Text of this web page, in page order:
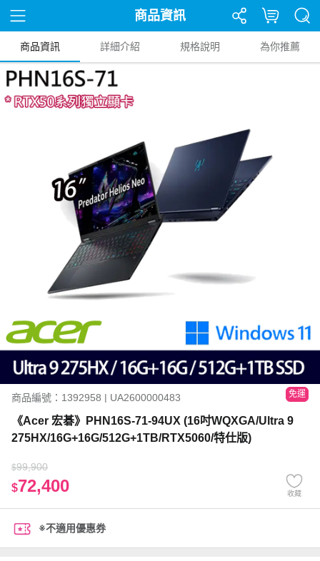
商品資訊
商品資訊 詳細介紹 規格說明 為你推薦
商品編號：1392958 | UA2600000483 免運
《Acer 宏碁》PHN16S-71-94UX (16吋WQXGA/Ultra 9
275HX/16G+16G/512G+1TB/RTX5060/特仕版)
$99,900
$72,400 收藏
※不適用優惠券